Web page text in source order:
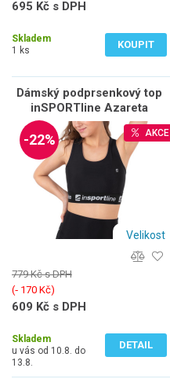
695 Kč s DPH
Skladem
1 ks
KOUPIT
Dámský podprsenkový top
inSPORTline Azareta
AKCE
-22%
Velikost
779 Kč s DPH
(‐ 170 Kč)
609 Kč s DPH
Skladem
u vás od 10.8. do
13.8.
DETAIL